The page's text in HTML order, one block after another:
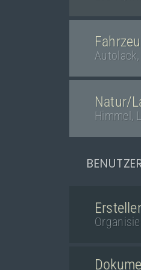
Natur/
Himmel,